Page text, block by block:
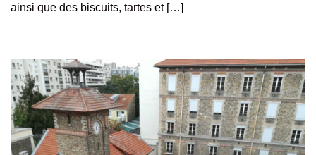
ainsi que des biscuits, tartes et […]